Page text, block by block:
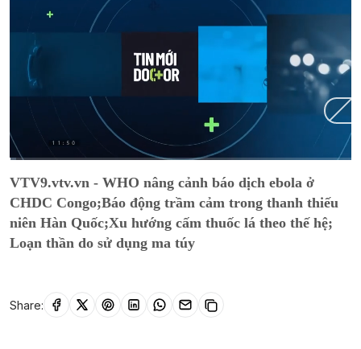
Time
VTV9.vtv.vn - WHO nâng cảnh báo dịch ebola ở
CHDC Congo;Báo động trầm cảm trong thanh thiếu
niên Hàn Quốc;Xu hướng cấm thuốc lá theo thế hệ;
Loạn thần do sử dụng ma túy
Share: